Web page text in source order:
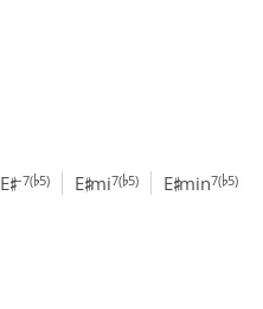
E♯–7(♭5) E♯mi7(♭5) E♯min7(♭5)